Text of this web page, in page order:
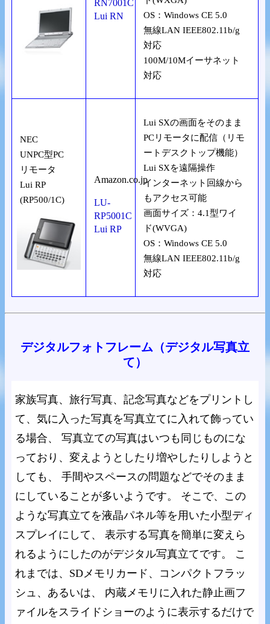
RN7001C
Lui RN
OS：Windows CE 5.0
無線LAN IEEE802.11b/g
対応
100M/10Mイーサネット
対応
NEC
UNPC型PC
リモータ
Lui RP
(RP500/1C)
Amazon.co.jp
LU-
RP5001C
Lui RP
Lui SXの画面をそのまま
PCリモータに配信（リモ
ートデスクトップ機能）
Lui SXを遠隔操作
インターネット回線から
もアクセス可能
画面サイズ：4.1型ワイ
ド(WVGA)
OS：Windows CE 5.0
無線LAN IEEE802.11b/g
対応
デジタルフォトフレーム（デジタル写真立
て）
家族写真、旅行写真、記念写真などをプリントし
て、気に入った写真を写真立てに入れて飾ってい
る場合、 写真立ての写真はいつも同じものにな
っており、変えようとしたり増やしたりしようと
しても、 手間やスペースの問題などでそのまま
にしていることが多いようです。 そこで、この
ような写真立てを液晶パネル等を用いた小型ディ
スプレイにして、 表示する写真を簡単に変えら
れるようにしたのがデジタル写真立てです。 こ
れまでは、SDメモリカード、コンパクトフラッ
シュ、あるいは、 内蔵メモリに入れた静止画フ
ァイルをスライドショーのように表示するだけで